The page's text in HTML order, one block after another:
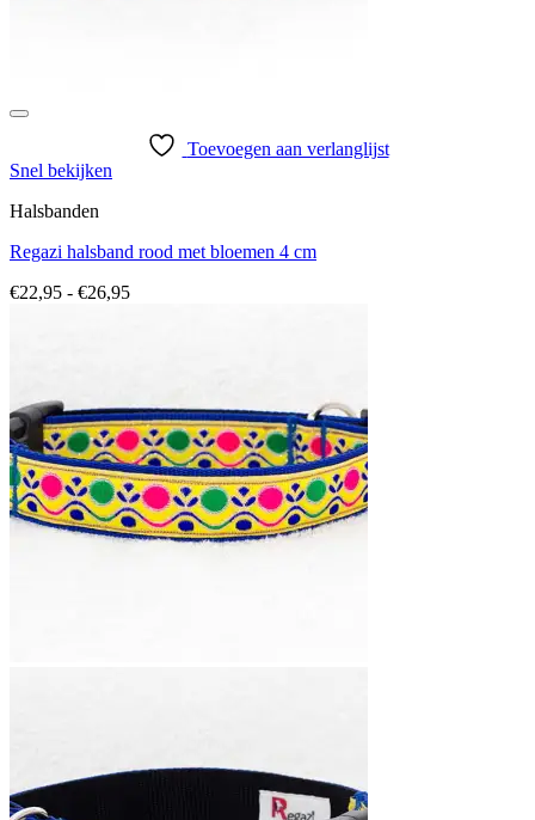
Toevoegen aan verlanglijst
Snel bekijken
Halsbanden
Regazi halsband rood met bloemen 4 cm
€22,95 - €26,95Prijsklasse: